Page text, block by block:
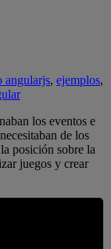
angularjs, ejemplos,
los eventos e
de los
posición sobre la
juegos y crear